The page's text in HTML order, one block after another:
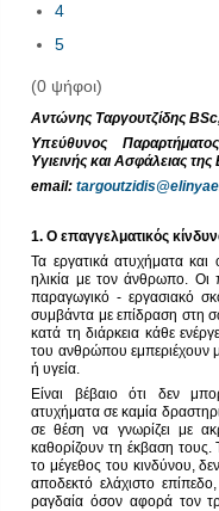
4
5
(0 ψήφοι)
Αντώνης Ταργουτζίδης
Υπεύθυνος
Υγιεινής και Ασφάλειας της
email:
1. Ο επαγγελματικός
Τα εργατικά ατυχήματα και
ηλικία με τον άνθρωπο. Οι
παραγωγικό - εργασιακό
συμβάντα με επίδραση στη
κατά τη διάρκεια κάθε
του ανθρώπου εμπεριέχουν
ή υγεία.
Είναι βέβαιο ότι δεν
ατυχήματα σε καμία
σε θέση να γνωρίζει με
καθορίζουν τη έκβαση
το μέγεθος του κινδύνου,
αποδεκτό ελάχιστο επίπεδο,
ραγδαία όσον αφορά τον